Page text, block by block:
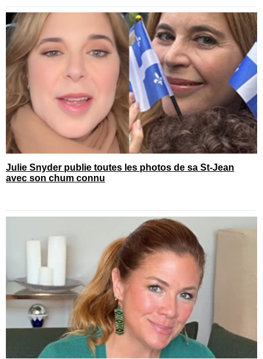
Julie Snyder publie toutes les photos de sa St-Jean
avec son chum connu